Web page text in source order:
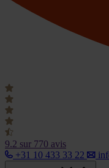
9.2 sur 770 avis
+31 10 433 33 22